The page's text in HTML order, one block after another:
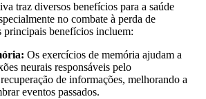
traz diversos benefícios para a saúde
no combate à perda de
principais benefícios incluem:
Os exercícios de memória ajudam a
neurais responsáveis pelo
de informações, melhorando a
eventos passados.